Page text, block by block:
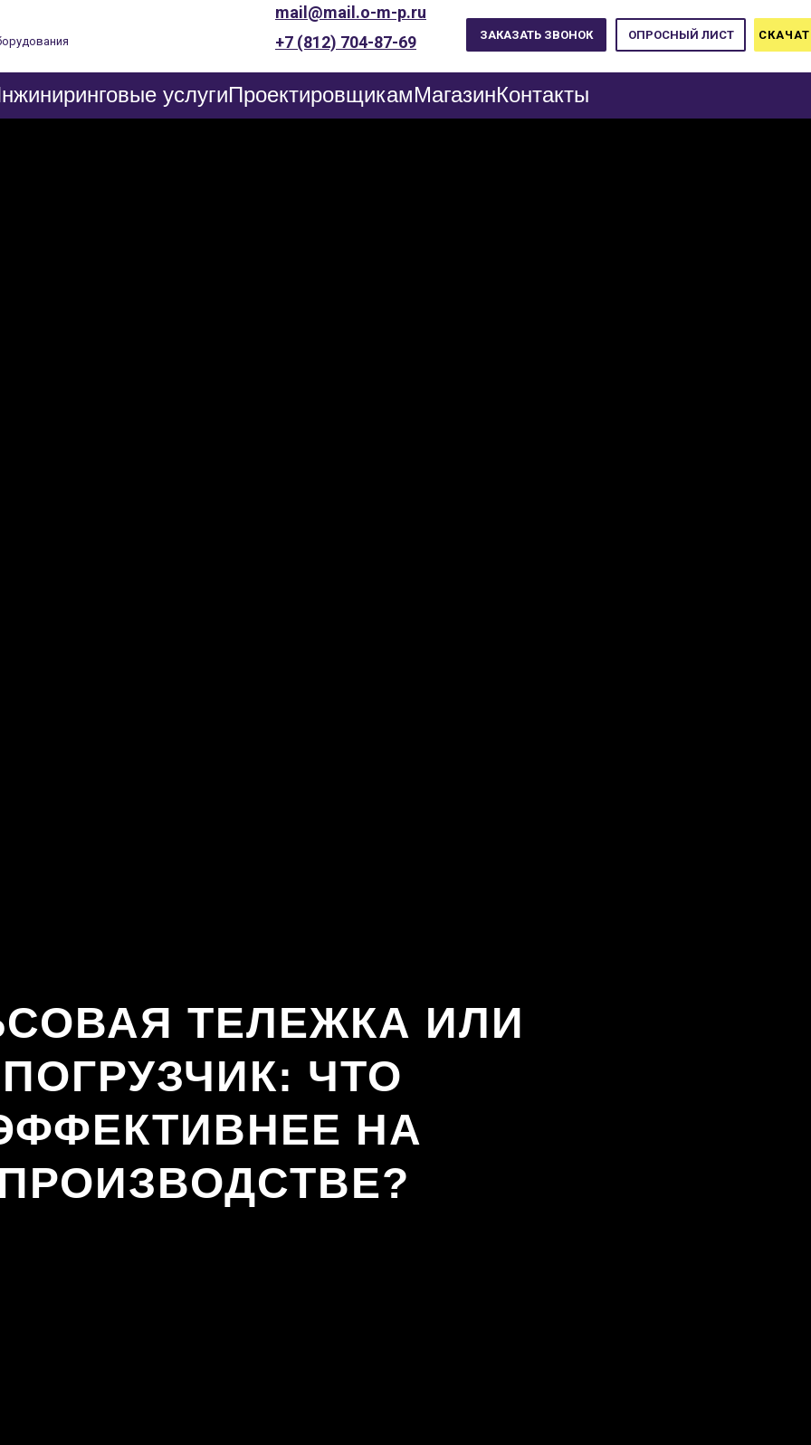
+7 (812) 704-87-69 ЗАКАЗАТЬ ЗВОНОК
mail@mail.o-m-p.ru
ОПРОСНЫЙ ЛИСТ
услугиПроектировщикамМагазинКонтакты
ТЕЛЕЖКА ИЛИ
ПОГРУЗЧИК: ЧТО
НА